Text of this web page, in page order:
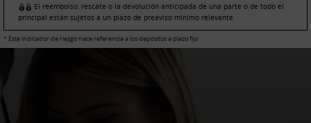
El reembolso, rescate o la devolución anticipada de una parte o de todo el
principal están sujetos a un plazo de preaviso mínimo relevante.
* Este indicador de riesgo hace referencia a los depósitos a plazo fijo